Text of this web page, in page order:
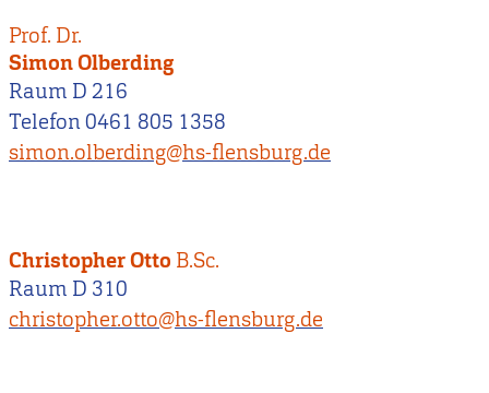
Prof. Dr.
Simon Olberding
Raum D 216
Telefon 0461 805 1358
simon.olberding@hs-flensburg.de
Christopher Otto B.Sc.
Raum D 310
christopher.otto@hs-flensburg.de